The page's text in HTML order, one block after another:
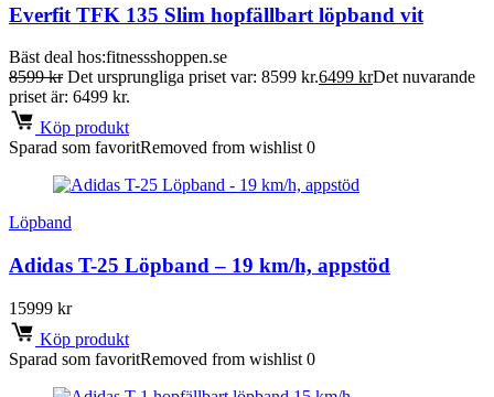
Everfit TFK 135 Slim hopfällbart löpband vit
Bäst deal hos:fitnessshoppen.se
8599kr Det ursprungliga priset var: 8599 kr.6499 krDet nuvarande
priset är: 6499 kr.
Köp produkt
Sparad som favoritRemoved from wishlist 0
Löpband
Adidas T-25 Löpband – 19 km/h, appstöd
15999 kr
Köp produkt
Sparad som favoritRemoved from wishlist 0